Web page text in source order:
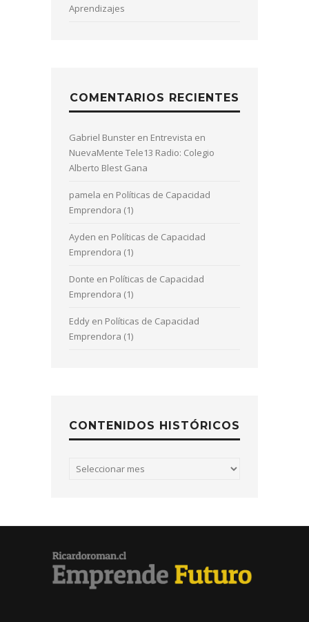
Aprendizajes
COMENTARIOS RECIENTES
Gabriel Bunster en Entrevista en
NuevaMente Tele13 Radio: Colegio
Alberto Blest Gana
pamela en Políticas de Capacidad
Emprendora (1)
Ayden en Políticas de Capacidad
Emprendora (1)
Donte en Políticas de Capacidad
Emprendora (1)
Eddy en Políticas de Capacidad
Emprendora (1)
CONTENIDOS HISTÓRICOS
Contenidos